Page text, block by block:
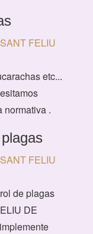
FELIU
etc...
normativa .
FELIU
de plagas
DE